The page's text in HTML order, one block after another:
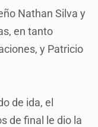
Nathan Silva y
en tanto
y Patricio
de ida, el
de final le dio la